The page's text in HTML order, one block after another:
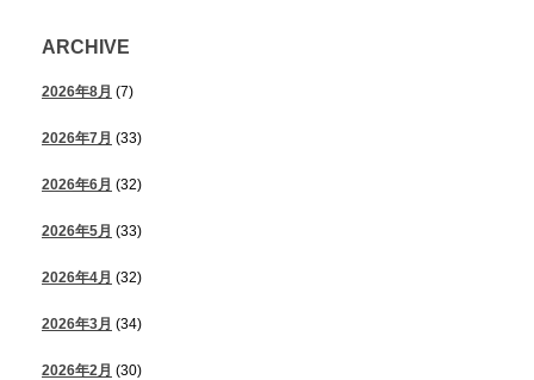
ARCHIVE
2026年8月 (7)
2026年7月 (33)
2026年6月 (32)
2026年5月 (33)
2026年4月 (32)
2026年3月 (34)
2026年2月 (30)